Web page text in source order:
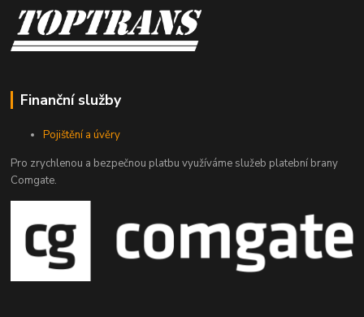
Finanční služby
Pojištění a úvěry
Pro zrychlenou a bezpečnou platbu využíváme služeb platební brany
Comgate.